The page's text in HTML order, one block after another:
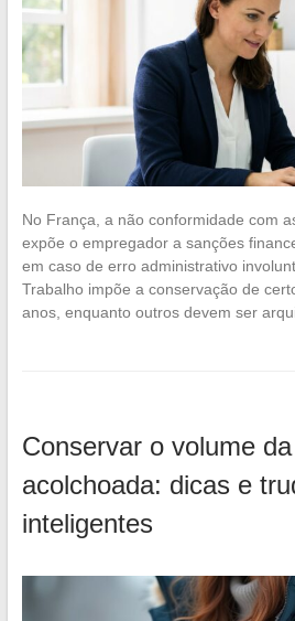
No França, a não conformidade com
expõe o empregador a sanções
em caso de erro administrativo
Trabalho impõe a conservação de
anos, enquanto outros devem ser
Conservar o volume
acolchoada: dicas e
inteligentes